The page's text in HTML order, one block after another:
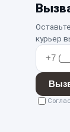
курьер